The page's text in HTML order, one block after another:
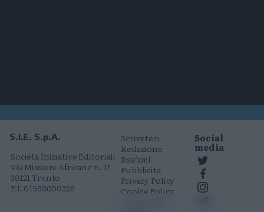
S.I.E. S.p.A.
Società Iniziative Editoriali
Via Missioni Africane n. 17
38121 Trento
P.I. 01568000226
Scriveteci
Redazione
Rss/xml
Pubblicità
Privacy Policy
Cookie Policy
Social
media